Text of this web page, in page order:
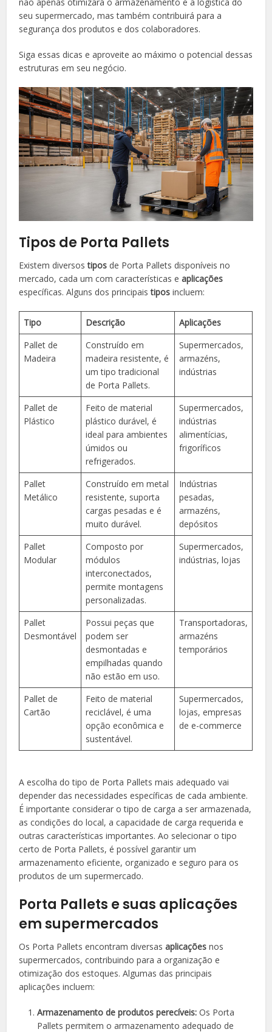
seu supermercado, mas também contribuirá para a
segurança dos produtos e dos colaboradores.
Siga essas dicas e aproveite ao máximo o potencial dessas
estruturas em seu negócio.
Tipos de Porta Pallets
Existem diversostipos de Porta Pallets disponíveis no
mercado, cada um com características eaplicações
específicas. Alguns dos principaistipos incluem:
Tipo Descrição
Aplicações
Pallet de
Madeira
Construído em
madeira resistente, é
um tipo tradicional
de Porta Pallets.
Supermercados,
armazéns,
indústrias
Pallet de
Plástico
Feito de material
plástico durável, é
ideal para ambientes
úmidos ou
refrigerados.
Supermercados,
indústrias
alimentícias,
frigoríficos
Pallet
Metálico
Construído em metal
resistente, suporta
cargas pesadas e é
muito durável.
Indústrias
pesadas,
armazéns,
depósitos
Pallet
Modular
Composto por
módulos
interconectados,
permite montagens
personalizadas.
Supermercados,
indústrias, lojas
Pallet
Desmontável
Possui peças que
podem ser
desmontadas e
empilhadas quando
não estão em uso.
Transportadoras,
armazéns
temporários
Pallet de
Cartão
Feito de material
reciclável, é uma
opção econômica e
sustentável.
Supermercados,
lojas, empresas
de e-commerce
A escolha do tipo de Porta Pallets mais adequado vai
depender das necessidades específicas de cada ambiente.
É importante considerar o tipo de carga a ser armazenada,
as condições do local, a capacidade de carga requerida e
outras características importantes. Ao selecionar o tipo
certo de Porta Pallets, é possível garantir um
armazenamento eficiente, organizado e seguro para os
produtos de um supermercado.
Porta Pallets e suas aplicações
em supermercados
Os Porta Pallets encontram diversasaplicações nos
supermercados, contribuindo para a organização e
otimização dos estoques. Algumas das principais
aplicações incluem:
Armazenamento de produtos perecíveis: Os Porta
Pallets permitem o armazenamento adequado de